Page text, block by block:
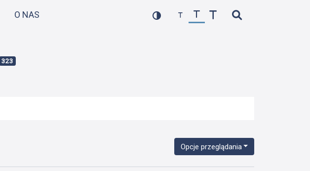
O NAS
323
Opcje przeglądania